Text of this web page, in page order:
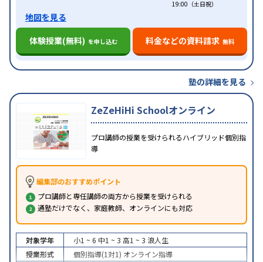
19:00（土日祝）
地図を見る
体験授業(無料) を申し込む 料金などの資料請求 無料
塾の詳細を見る
ZeZeHiHi Schoolオンライン
プロ講師の授業を受けられるハイブリッド個別指
導
編集部のおすすめポイント
プロ講師と専任講師の両方から授業を受けられる
通塾だけでなく、家庭教師、オンラインにも対応
対象学年 小1 ~ 6 中1 ~ 3 高1 ~ 3 浪人生
授業形式
個別指導(1対1) オンライン指導